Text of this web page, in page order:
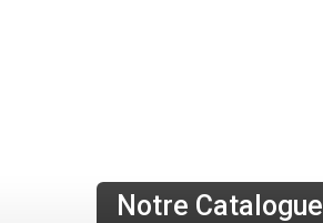
Notre Catalogue